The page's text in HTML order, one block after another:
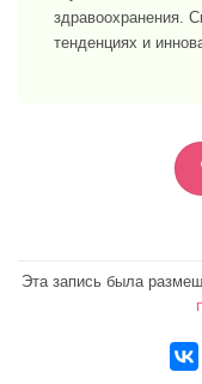
здравоохранения.
тенденциях и
Эта запись была